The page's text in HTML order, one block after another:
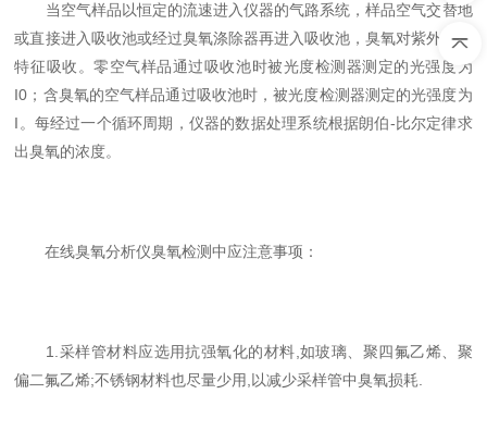
当空气样品以恒定的流速进入仪器的气路系统，样品空气交替地
或直接进入吸收池或经过臭氧涤除器再进入吸收池，臭氧对紫外光有
特征吸收。零空气样品通过吸收池时被光度检测器测定的光强度为
I0；含臭氧的空气样品通过吸收池时，被光度检测器测定的光强度为
I。每经过一个循环周期，仪器的数据处理系统根据朗伯-比尔定律求
出臭氧的浓度。
在线臭氧分析仪臭氧检测中应注意事项：
1.采样管材料应选用抗强氧化的材料,如玻璃、聚四氟乙烯、聚
偏二氟乙烯;不锈钢材料也尽量少用,以减少采样管中臭氧损耗.